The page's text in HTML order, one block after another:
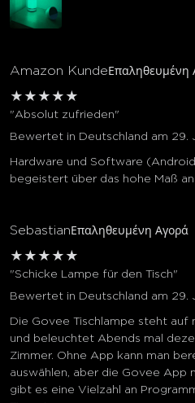
Amazon Kunde Επαληθευμένη
★ ★ ★ ★ ★
"Absolut zufrieden"
Bewertet in Deutschland am 29.
Hardware und Software
begeistert über das hohe Maß
Sebastian Επαληθευμένη Αγορά
★ ★ ★ ★ ★
"Schicke Lampe für den Tisch"
Bewertet in Deutschland am 29.
Die Govee Tischlampe steht auf
und beleuchtet Abends mal
Zimmer. Ohne App kann man
auswählen, aber die Govee App
gibt es eine Vielzahl an